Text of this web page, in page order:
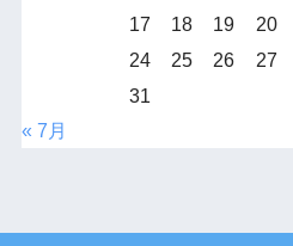
17
18 19 20
24
25 26 27
31
« 7月